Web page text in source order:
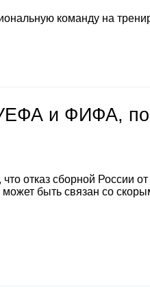
команду на
и ФИФА,
отказ сборной России от
быть связан со